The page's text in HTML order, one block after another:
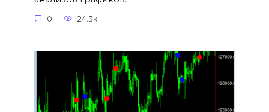
0 24.3к.